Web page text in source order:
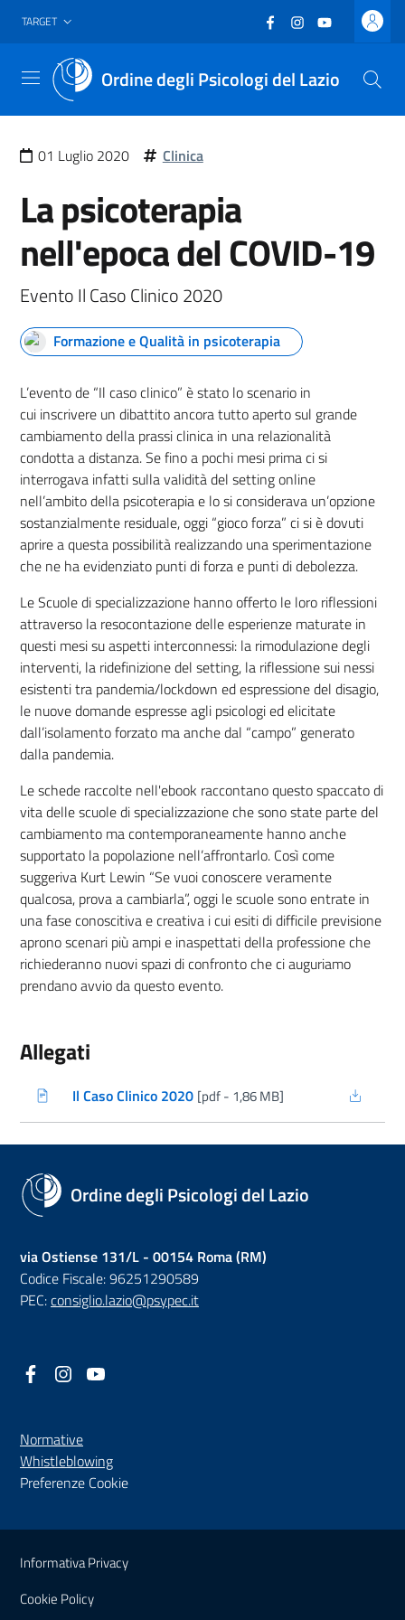
Vai al header
Vai al contenuto principale
Vai al footer
TARGET Facebook
(nuova scheda -
Instagram
(nuova scheda
YouTube
(nuova
Ordine degli Psicologi del Lazio
Menu
01 Luglio 2020 Clinica
La psicoterapia
nell'epoca del COVID-19
Evento Il Caso Clinico 2020
Formazione e Qualità in psicoterapia
L’evento de “Il caso clinico” è stato lo scenario in
cui inscrivere un dibattito ancora tutto aperto sul grande
cambiamento della prassi clinica in una relazionalità
condotta a distanza. Se fino a pochi mesi prima ci si
interrogava infatti sulla validità del setting online
nell’ambito della psicoterapia e lo si considerava un’opzione
sostanzialmente residuale, oggi “gioco forza” ci si è dovuti
aprire a questa possibilità realizzando una sperimentazione
che ne ha evidenziato punti di forza e punti di debolezza.
Le Scuole di specializzazione hanno offerto le loro riflessioni
attraverso la resocontazione delle esperienze maturate in
questi mesi su aspetti interconnessi: la rimodulazione degli
interventi, la ridefinizione del setting, la riflessione sui nessi
esistenti tra pandemia/lockdown ed espressione del disagio,
le nuove domande espresse agli psicologi ed elicitate
dall’isolamento forzato ma anche dal “campo” generato
dalla pandemia.
Le schede raccolte nell'ebook raccontano questo spaccato di
vita delle scuole di specializzazione che sono state parte del
cambiamento ma contemporaneamente hanno anche
supportato la popolazione nell’affrontarlo. Così come
suggeriva Kurt Lewin “Se vuoi conoscere veramente
qualcosa, prova a cambiarla”, oggi le scuole sono entrate in
una fase conoscitiva e creativa i cui esiti di difficile previsione
aprono scenari più ampi e inaspettati della professione che
richiederanno nuovi spazi di confronto che ci auguriamo
prendano avvio da questo evento.
Allegati
Il Caso Clinico 2020 [pdf - 1,86 MB]
(nuova scheda - new tab)
Ordine degli Psicologi del Lazio
via Ostiense 131/L - 00154 Roma (RM)
Codice Fiscale: 96251290589
PEC:consiglio.lazio@psypec.it
Facebook
(nuova scheda - new tab)
Instagram
(nuova scheda - new tab)
Normative
Whistleblowing(nuova scheda - new tab)
Preferenze Cookie
Sezione Link Utili
Informativa Privacy
Cookie Policy